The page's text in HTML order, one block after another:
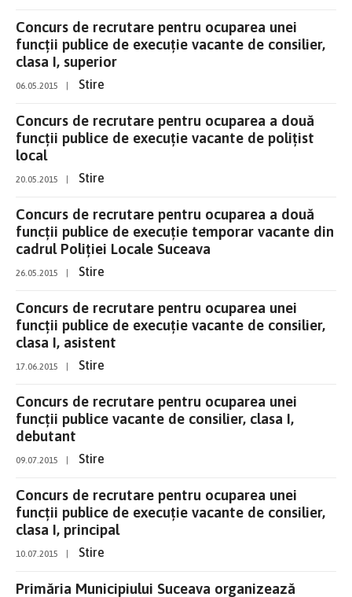
Concurs de recrutare pentru ocuparea unei
funcţii publice de execuţie vacante de consilier,
clasa I, superior
06.05.2015 Stire
Concurs de recrutare pentru ocuparea a două
funcţii publice de execuţie vacante de poliţist
local
20.05.2015 Stire
Concurs de recrutare pentru ocuparea a două
funcţii publice de execuţie temporar vacante din
cadrul Poliţiei Locale Suceava
26.05.2015 Stire
Concurs de recrutare pentru ocuparea unei
funcţii publice de execuţie vacante de consilier,
clasa I, asistent
17.06.2015 Stire
Concurs de recrutare pentru ocuparea unei
funcţii publice vacante de consilier, clasa I,
debutant
09.07.2015 Stire
Concurs de recrutare pentru ocuparea unei
funcţii publice de execuţie vacante de consilier,
clasa I, principal
10.07.2015 Stire
Primăria Municipiului Suceava organizează